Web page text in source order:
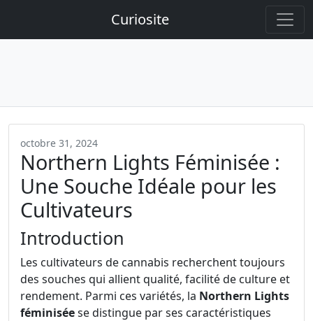
Curiosite
octobre 31, 2024
Northern Lights Féminisée :
Une Souche Idéale pour les
Cultivateurs
Introduction
Les cultivateurs de cannabis recherchent toujours
des souches qui allient qualité, facilité de culture et
rendement. Parmi ces variétés, la Northern Lights
féminiséese distingue par ses caractéristiques